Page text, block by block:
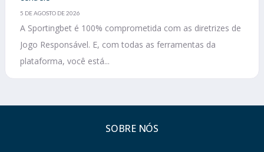
5 DE AGOSTO DE 2026
A Sportingbet é 100% comprometida com as diretrizes de
Jogo Responsável. E, com todas as ferramentas da
plataforma, você está...
SOBRE NÓS